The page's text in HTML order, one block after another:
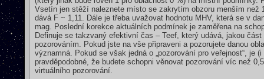
Vsetín jen stěží naleznete místo se zakrytím obzoru menším než
dává F ~ 1,11. Dále je třeba uvažovat hodnotu MHV, která se v
mag. Poslední korekce aktuálních podmínek je zaměřena na
Definuje se takzvaný efektivní čas – Teef, který udává, jakou
pozorováním. Pokud jste na vše připraveni a pozorujete danou
významná. Pokud se však jedná o „pozorování pro veřejnost“, je
pravděpodobné, že budete schopni věnovat pozorování víc než
virtuálního pozorování.